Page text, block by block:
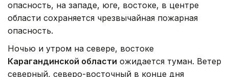
опасность, на западе, юге, востоке, в центре
области сохраняется чрезвычайная пожарная
опасность.
Ночью и утром на севере, востоке
Карагандинской области ожидается туман. Ветер
северный, северо-восточный в конце дня